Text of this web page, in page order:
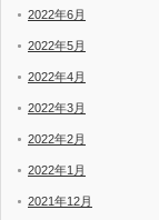
2022年6月
2022年5月
2022年4月
2022年3月
2022年2月
2022年1月
2021年12月